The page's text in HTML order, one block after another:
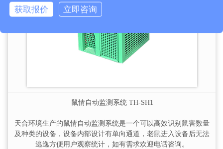
鼠情自动监测系统 TH-SH1
天合环境生产的鼠情自动监测系统是一个可以高效识别鼠害数量
及种类的设备，设备内部设计有单向通道，老鼠进入设备后无法
逃逸方便用户观察统计，如有需求欢迎电话咨询。
获取报价 立即咨询